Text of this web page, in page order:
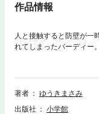
作品情報
人と接触すると防壁が一
れてしまったバーディー
い出している最中、防壁
れる。その後、人のいな
始するが…
著者
ゆうきまさみ
出版社
小学館